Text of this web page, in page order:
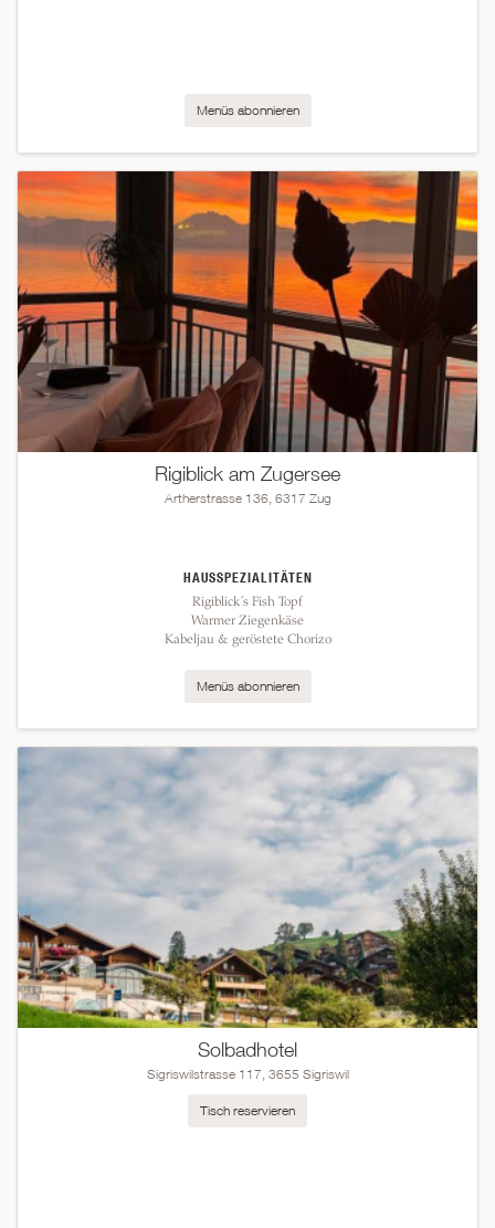
Menüs abonnieren
Rigiblick am Zugersee
Artherstrasse 136, 6317 Zug
HAUSSPEZIALITÄTEN
Rigiblick´s Fish Topf
Warmer Ziegenkäse
Kabeljau & geröstete Chorizo
Menüs abonnieren
Solbadhotel
Sigriswilstrasse 117, 3655 Sigriswil
Tisch reservieren